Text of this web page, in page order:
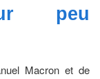
peu
Macron et de